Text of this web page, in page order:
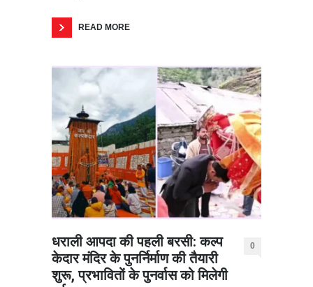
READ MORE
धराली आपदा की पहली बरसी: कल्प
केदार मंदिर के पुनर्निर्माण की तैयारी
शुरू, प्रभावितों के पुनर्वास को मिलेगी
0